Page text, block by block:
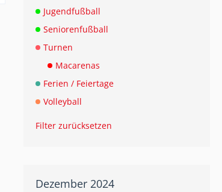
Jugendfußball
Seniorenfußball
Turnen
Macarenas
Ferien / Feiertage
Volleyball
Filter zurücksetzen
Dezember 2024